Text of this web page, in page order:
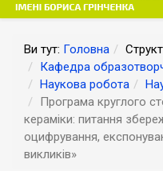
Ви тут: Головна
Кафедра
Наукова робота
Програма круглого
кераміки: питання
оцифрування,
викликів»